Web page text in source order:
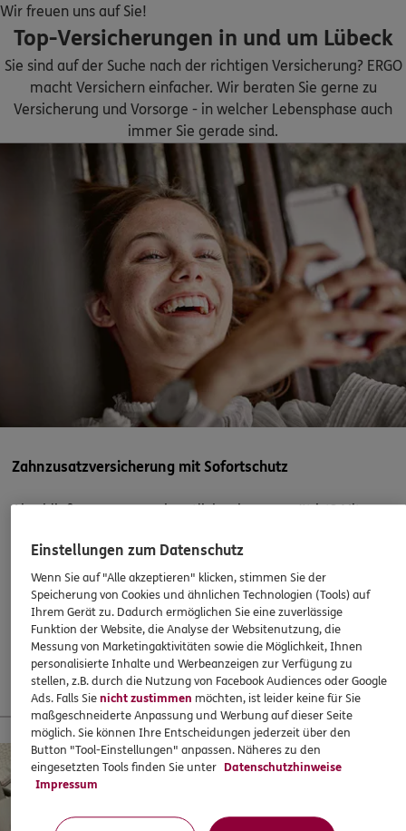
ERGO
Ann-Christin Hexel
Am Dreilingsberg 2A,23570 Lübeck(16.3 km)
Homepage besuchen
5/5
Peter Badenhoop-Clausen
Sandkamp 2 ,23843 Bad Oldesloe(23.2 km)
Homepage besuchen
ERGO
Stefan Ewald
23843 Bad Oldesloe (23.2 km)
Homepage besuchen
ERGO
Candy Müller
19205 Gadebusch
(33.4 km)
Homepage besuchen
Grenzeck 20,22927 Großhansdorf(35.4 km)
Bettina Burghardt
Hansdorfer Str. 9a,22926 Ahrensburg(35.8 km)
Homepage besuchen
5/5 ERGO
Swen Gallowsky
Industriestr. 52,24610 Trappenkamp(36.6 km)
Homepage besuchen
Nils Wellert
Industriestraße 52
Wir freuen uns auf Sie!
Top-Versicherungen in und um Lübeck
Sie sind auf der Suche nach der richtigen Versicherung? ERGO
macht Versichern einfacher. Wir beraten Sie gerne zu
Versicherung und Vorsorge - in welcher Lebensphase auch
immer Sie gerade sind.
Zahnzusatzversicherung mit Sofortschutz
Abschließen, wenn es eigentlich schon zu spät ist? Mit
begonnen hat. Oder ein Heil- und Kostenplan vorliegt –
super!
37,60€ monatlich
Mehr erfahren
13 % Startbonus für junge Leute
Einstellungen zum Datenschutz
Wenn Sie auf "Alle akzeptieren" klicken, stimmen Sie der
Speicherung von Cookies und ähnlichen Technologien (Tools) auf
Ihrem Gerät zu. Dadurch ermöglichen Sie eine zuverlässige
Funktion der Website, die Analyse der Websitenutzung, die
Messung von Marketingaktivitäten sowie die Möglichkeit, Ihnen
personalisierte Inhalte und Werbeanzeigen zur Verfügung zu
stellen, z.B. durch die Nutzung von Facebook Audiences oder Google
Ads. Falls Sienicht zustimmen möchten, ist leider keine für Sie
maßgeschneiderte Anpassung und Werbung auf dieser Seite
möglich. Sie können Ihre Entscheidungen jederzeit über den
Button "Tool-Einstellungen" anpassen. Näheres zu den
eingesetzten Tools finden Sie unter Datenschutzhinweise
Impressum